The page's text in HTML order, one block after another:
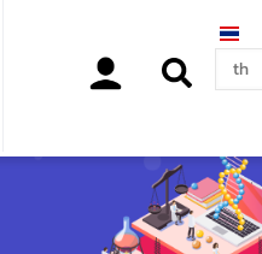
Select
your